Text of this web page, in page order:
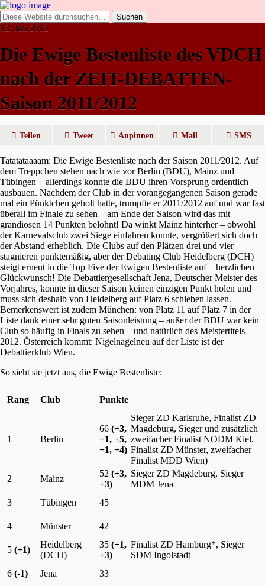
12. Juli 2012
Die Ewige Bestenliste des VDCH
nach der ZEIT-DEBATTEN-
Saison 2011/2012
Teilen Tweet Anpinnen Mail SMS
Tatatataaaam: Die Ewige Bestenliste nach der Saison 2011/2012. Auf
dem Treppchen stehen nach wie vor Berlin (BDU), Mainz und
Tübingen – allerdings konnte die BDU ihren Vorsprung ordentlich
ausbauen. Nachdem der Club in der vorangegangenen Saison gerade
mal ein Pünktchen geholt hatte, trumpfte er 2011/2012 auf und war fast
überall im Finale zu sehen – am Ende der Saison wird das mit
grandiosen 14 Punkten belohnt! Da winkt Mainz hinterher – obwohl
der Karnevalsclub zwei Siege einfahren konnte, vergrößert sich doch
der Abstand erheblich. Die Clubs auf den Plätzen drei und vier
stagnieren punktemäßig, aber der Debating Club Heidelberg (DCH)
steigt erneut in die Top Five der Ewigen Bestenliste auf – herzlichen
Glückwunsch! Die Debattiergesellschaft Jena, Deutscher Meister des
Vorjahres, konnte in dieser Saison keinen einzigen Punkt holen und
muss sich deshalb von Heidelberg auf Platz 6 schieben lassen.
Bemerkenswert ist zudem München: von Platz 11 auf Platz 7 in der
Liste dank einer sehr guten Saisonleistung – außer der BDU war kein
Club so häufig in Finals zu sehen – und natürlich des Meistertitels
2012. Österreich kommt: Nigelnagelneu auf der Liste ist der
Debattierklub Wien.
So sieht sie jetzt aus, die Ewige Bestenliste:
Rang Club Punkte
1 Berlin
66 (+3,
+1, +5,
+1, +4)
Sieger ZD Karlsruhe, Finalist ZD
Magdeburg, Sieger und zusätzlich
zweifacher Finalist NODM Kiel,
Finalist ZD Münster, zweifacher
Finalist MDD Wien)
2
Mainz
52 (+3,
+3)
Sieger ZD Magdeburg, Sieger
MDM Jena
3
Tübingen 45
4 Münster 42
5 (+1)
Heidelberg
(DCH)
35 (+1,
+3)
Finalist ZD Hamburg*, Sieger
SDM Ingolstadt
6 (-1) Jena 33